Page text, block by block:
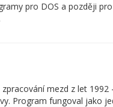
pro DOS a později
mezd z let
Program fungoval jako